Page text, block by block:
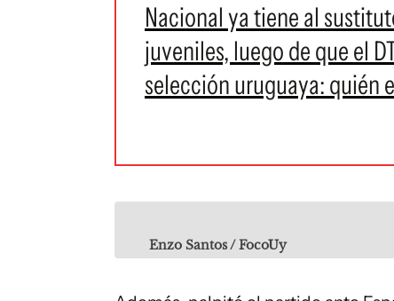
Nacional ya tiene al
juveniles, luego de que el
selección uruguaya: quién
Enzo Santos / FocoUy